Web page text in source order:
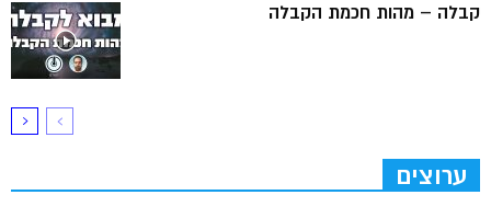
קבלה – מהות חכמת הקבלה
ערוצים